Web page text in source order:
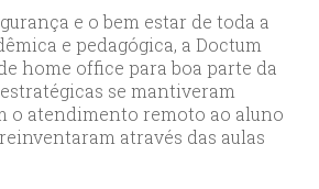
e o bem estar de toda a
e pedagógica, a Doctum
home office para boa parte da
se mantiveram
o atendimento remoto ao aluno
através das aulas